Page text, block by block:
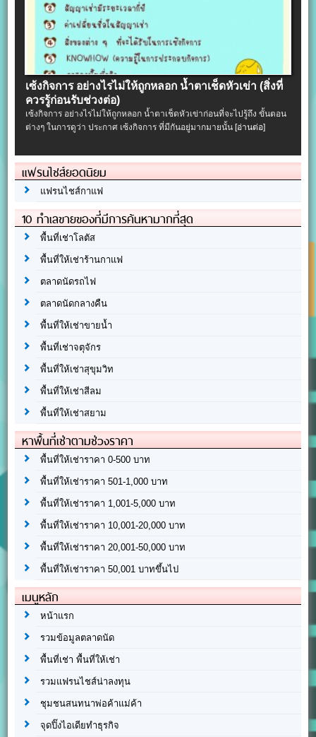
เซ้งกิจการ อย่างไรไม่ให้ถูกหลอก น้ำตาเช็ดหัวเข่า (สิ่งที่
ควรรู้ก่อนรับช่วงต่อ)
เซ้งกิจการ อย่างไรไม่ให้ถูกหลอก น้ำตาเช็ดหัวเข่าก่อนที่จะไปรู้ถึง ขั้นตอน
ต่างๆ ในการดูว่า ประกาศ เซ้งกิจการ ที่มีกันอยู่มากมายนั้น [อ่านต่อ]
แฟรนไชส์ยอดนิยม
แฟรนไชส์กาแฟ
10 ทำเลขายของที่มีการค้นหามากที่สุด
พื้นที่เช่าโลตัส
พื้นที่ให้เช่าร้านกาแฟ
ตลาดนัดรถไฟ
ตลาดนัดกลางคืน
พื้นที่ให้เช่าขายน้ำ
พื้นที่เช่าจตุจักร
พื้นที่ให้เช่าสุขุมวิท
พื้นที่ให้เช่าสีลม
พื้นที่ให้เช่าสยาม
หาพื้นที่เช่าตามช่วงราคา
พื้นที่ให้เช่าราคา 0-500 บาท
พื้นที่ให้เช่าราคา 501-1,000 บาท
พื้นที่ให้เช่าราคา 1,001-5,000 บาท
พื้นที่ให้เช่าราคา 10,001-20,000 บาท
พื้นที่ให้เช่าราคา 20,001-50,000 บาท
พื้นที่ให้เช่าราคา 50,001 บาทขึ้นไป
เมนูหลัก
หน้าแรก
รวมข้อมูลตลาดนัด
พื้นที่เช่า พื้นที่ให้เช่า
รวมแฟรนไชส์น่าลงทุน
ชุมชนสนทนาพ่อค้าแม่ค้า
จุดปิ๊งไอเดียทำธุรกิจ